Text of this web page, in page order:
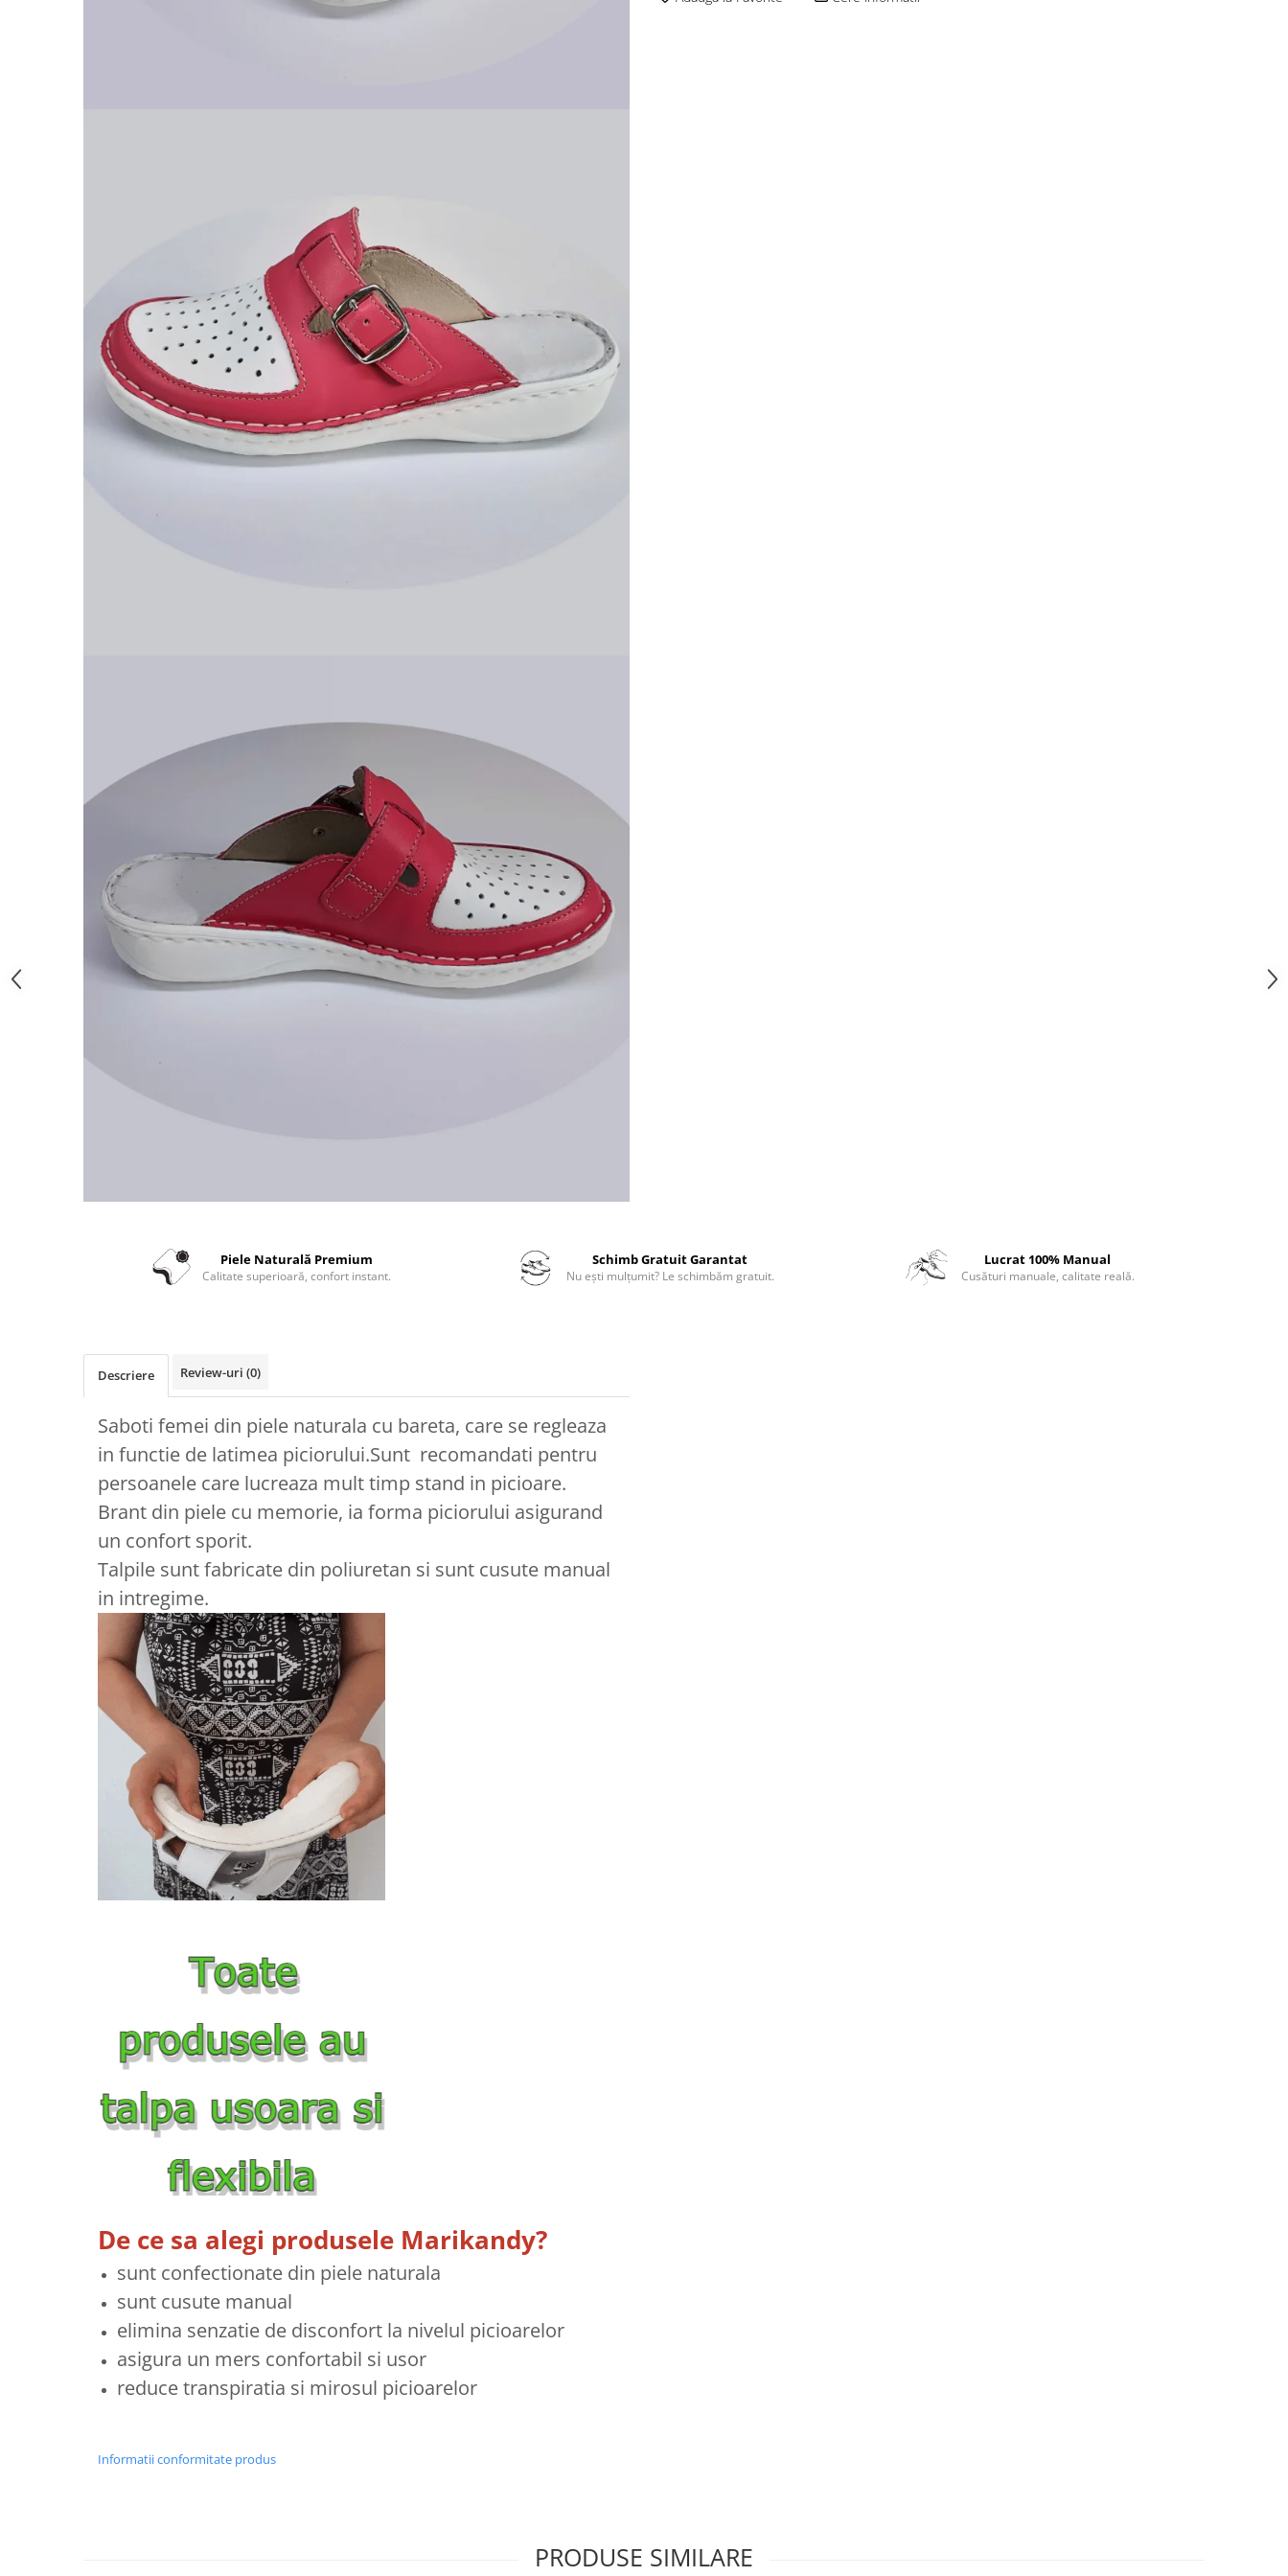
Piele Naturală Premium
Calitate superioară, confort instant.
Schimb Gratuit Garantat
Nu ești mulțumit? Le schimbăm gratuit.
Lucrat 100% Manual
Cusături manuale, calitate reală.
Descriere Review-uri (0)
Saboti femei din piele naturala cu bareta, care se regleaza
in functie de latimea piciorului.Sunt recomandati pentru
persoanele care lucreaza mult timp stand in picioare.
Brant din piele cu memorie, ia forma piciorului asigurand
un confort sporit.
Talpile sunt fabricate din poliuretan si sunt cusute manual
in intregime.
De ce sa alegi produsele Marikandy?
sunt confectionate din piele naturala
sunt cusute manual
elimina senzatie de disconfort la nivelul picioarelor
asigura un mers confortabil si usor
reduce transpiratia si mirosul picioarelor
Informatii conformitate produs
PRODUSE SIMILARE